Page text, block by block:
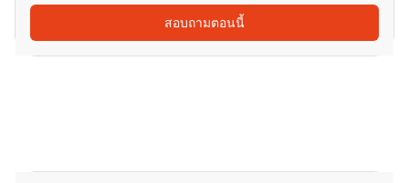
สอบถามตอนนี้